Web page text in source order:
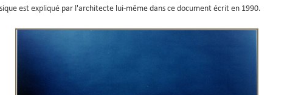
est expliqué par l'architecte lui-même dans ce document écrit en 1990.